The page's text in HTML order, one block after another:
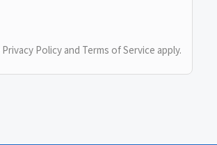
Privacy Policy and Terms of Service apply.